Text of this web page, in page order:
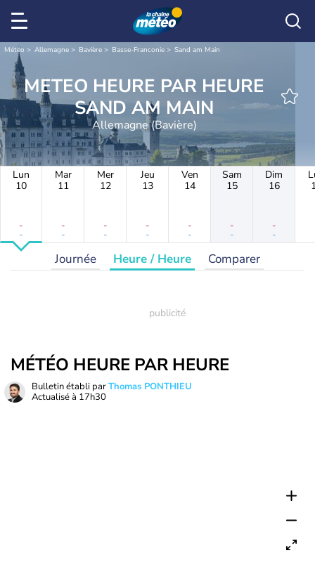
Météo Allemagne Bavière Basse-Franconie Sand am Main
METEO HEURE PAR HEURE
SAND AM MAIN
Allemagne (Bavière)
Lun
10
-
-
Mar
11
-
-
Mer
12
-
-
Jeu
13
-
-
Ven
14
-
-
Sam
15
-
-
Dim
16
-
-
Journée Heure / Heure Comparer
MÉTÉO HEURE PAR HEURE
Bulletin établi parThomas PONTHIEU
Actualisé à 17h30